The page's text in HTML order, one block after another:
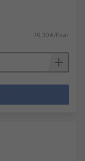
39,30 €/Paar